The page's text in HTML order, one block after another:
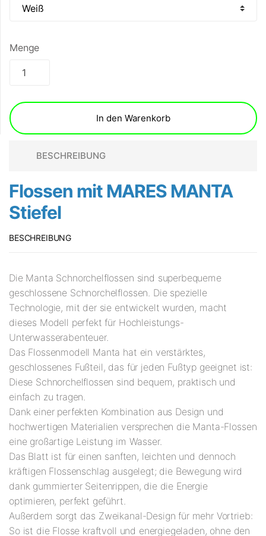
Menge
In den Warenkorb
BESCHREIBUNG
Flossen mit MARES MANTA
Stiefel
BESCHREIBUNG
Die Manta Schnorchelflossen sind superbequeme
geschlossene Schnorchelflossen. Die spezielle
Technologie, mit der sie entwickelt wurden, macht
dieses Modell perfekt für Hochleistungs-
Unterwasserabenteuer.
Das Flossenmodell Manta hat ein verstärktes,
geschlossenes Fußteil, das für jeden Fußtyp geeignet ist:
Diese Schnorchelflossen sind bequem, praktisch und
einfach zu tragen.
Dank einer perfekten Kombination aus Design und
hochwertigen Materialien versprechen die Manta-Flossen
eine großartige Leistung im Wasser.
Das Blatt ist für einen sanften, leichten und dennoch
kräftigen Flossenschlag ausgelegt; die Bewegung wird
dank gummierter Seitenrippen, die die Energie
optimieren, perfekt geführt.
Außerdem sorgt das Zweikanal-Design für mehr Vortrieb:
So ist die Flosse kraftvoll und energiegeladen, ohne den